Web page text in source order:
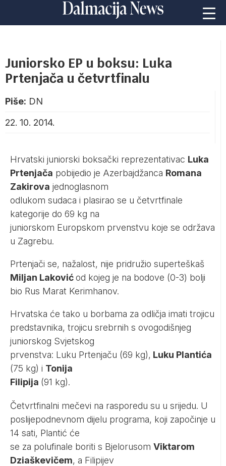
Juniorsko EP u boksu: Luka
Prtenjača u četvrtfinalu
Piše: DN
22. 10. 2014.
Hrvatski juniorski boksački reprezentativac Luka
Prtenjača pobijedio je Azerbajdžanca Romana
Zakirova jednoglasnom
odlukom sudaca i plasirao se u četvrtfinale
kategorije do 69 kg na
juniorskom Europskom prvenstvu koje se održava
u Zagrebu.
Prtenjači se, nažalost, nije pridružio superteškaš
Miljan Lakovićod kojeg je na bodove (0-3) bolji
bio Rus Marat Kerimhanov.
Hrvatska će tako u borbama za odličja imati trojicu
predstavnika, trojicu srebrnih s ovogodišnjeg
juniorskog Svjetskog
prvenstva: Luku Prtenjaču (69 kg), Luku Plantića
(75 kg) i Tonija
Filipija (91 kg).
Četvrtfinalni mečevi na rasporedu su u srijedu. U
poslijepodnevnom dijelu programa, koji započinje u
14 sati, Plantić će
se za polufinale boriti s Bjelorusom Viktarom
Dziaškevičem, a Filipijev